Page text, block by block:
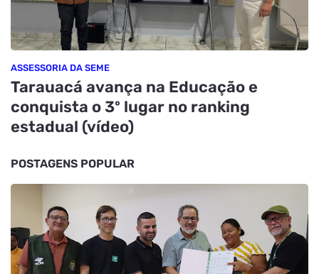
ASSESSORIA DA SEME
Tarauacá avança na Educação e
conquista o 3º lugar no ranking
estadual (vídeo)
POSTAGENS POPULAR